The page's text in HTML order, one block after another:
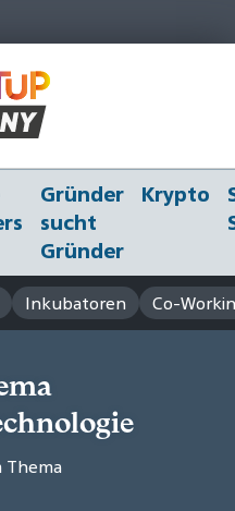
Gründer
sucht
Gründer
Krypto
Inkubatoren Co-
Thema